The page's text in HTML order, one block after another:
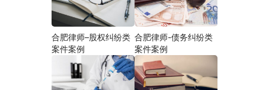
合肥律师–股权纠纷类
案件案例
合肥律师-债务纠纷类
案件案例